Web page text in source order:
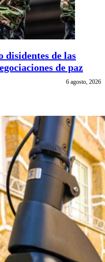
disidentes de las
de paz
6 agosto, 2026